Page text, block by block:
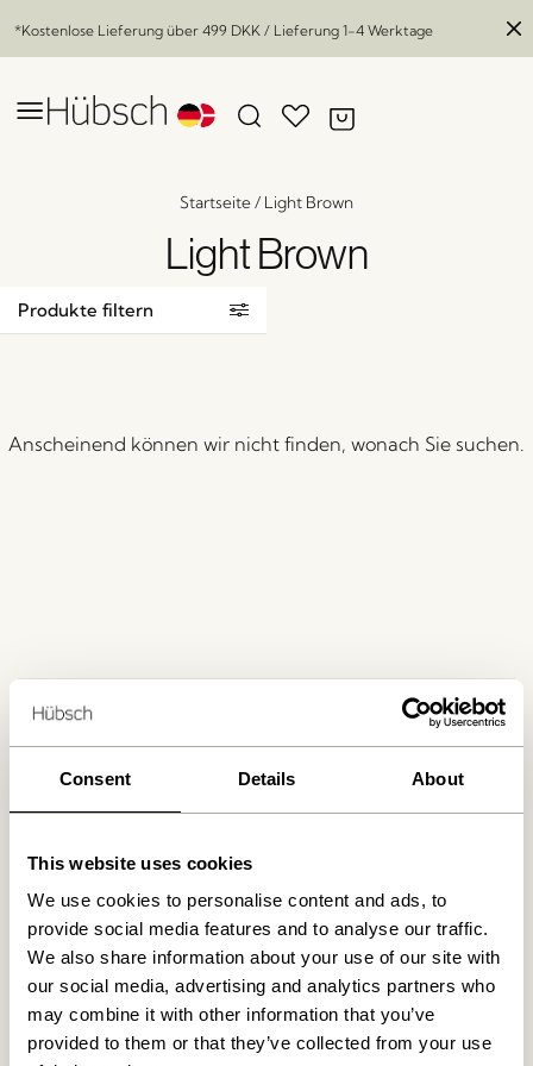
Consent Details About
This website uses cookies
We use cookies to personalise content and ads, to
provide social media features and to analyse our traffic.
We also share information about your use of our site with
our social media, advertising and analytics partners who
may combine it with other information that you’ve
provided to them or that they’ve collected from your use
*Kostenlose Lieferung über 499 DKK / Lieferung 1-4 Werktage
Startseite/ Light Brown
Light Brown
Produkte filtern
Anscheinend können wir nicht finden, wonach Sie suchen.
499 DKK*
Lieferung 1-4 Werktage
30 Tage Rückgaberecht
Hübsch
Hübsch Retail ApS (B2C)
Kontakt
+45 4422 6888